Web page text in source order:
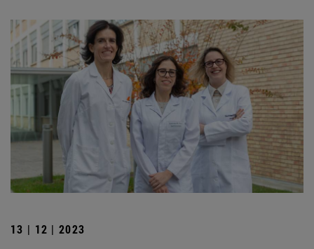
13 | 12 | 2023